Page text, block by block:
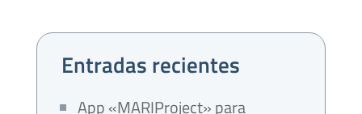
Entradas recientes
App «MARIProject» para